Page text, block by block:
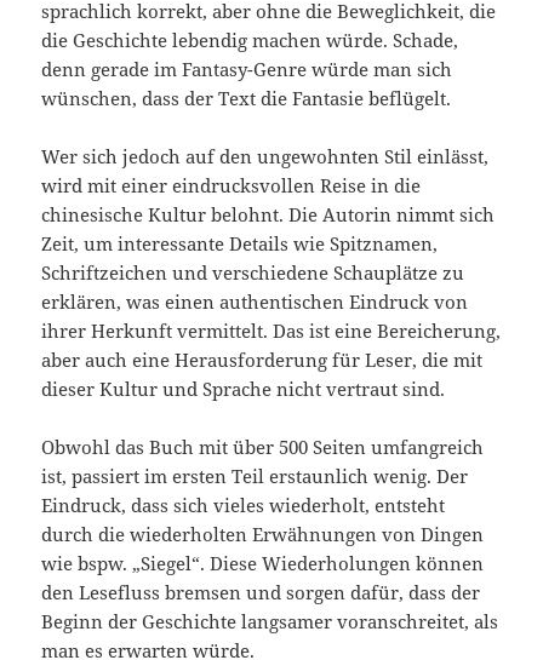
sprachlich korrekt, aber ohne die Beweglichkeit, die
die Geschichte lebendig machen würde. Schade,
denn gerade im Fantasy-Genre würde man sich
wünschen, dass der Text die Fantasie beflügelt.
Wer sich jedoch auf den ungewohnten Stil einlässt,
wird mit einer eindrucksvollen Reise in die
chinesische Kultur belohnt. Die Autorin nimmt sich
Zeit, um interessante Details wie Spitznamen,
Schriftzeichen und verschiedene Schauplätze zu
erklären, was einen authentischen Eindruck von
ihrer Herkunft vermittelt. Das ist eine Bereicherung,
aber auch eine Herausforderung für Leser, die mit
dieser Kultur und Sprache nicht vertraut sind.
Obwohl das Buch mit über 500 Seiten umfangreich
ist, passiert im ersten Teil erstaunlich wenig. Der
Eindruck, dass sich vieles wiederholt, entsteht
durch die wiederholten Erwähnungen von Dingen
wie bspw. „Siegel“. Diese Wiederholungen können
den Lesefluss bremsen und sorgen dafür, dass der
Beginn der Geschichte langsamer voranschreitet, als
man es erwarten würde.